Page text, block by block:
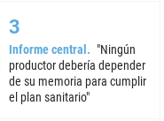
Informe central
"Ningún
productor debería depender
de su memoria para cumplir
el plan sanitario"